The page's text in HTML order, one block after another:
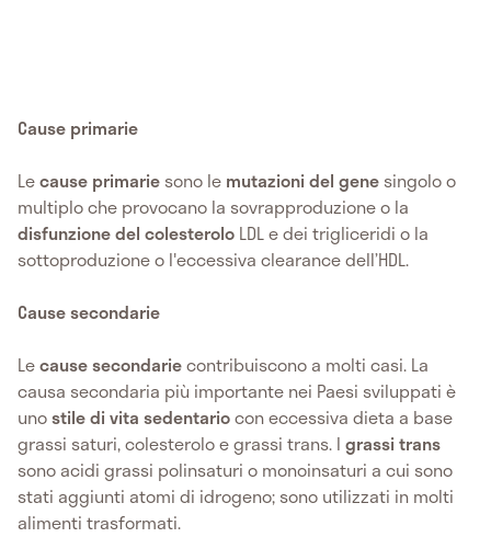
Cause primarie
Lecause primarie sono le mutazioni del gene singolo o
multiplo che provocano la sovrapproduzione o la
disfunzione del colesterolo LDL e dei trigliceridi o la
sottoproduzione o l'eccessiva clearance dell’HDL.
Cause secondarie
Lecause secondariecontribuiscono a molti casi. La
causa secondaria più importante nei Paesi sviluppati è
unostile di vita sedentariocon eccessiva dieta a base
grassi saturi, colesterolo e grassi trans. I grassi trans
sono acidi grassi polinsaturi o monoinsaturi a cui sono
stati aggiunti atomi di idrogeno; sono utilizzati in molti
alimenti trasformati.